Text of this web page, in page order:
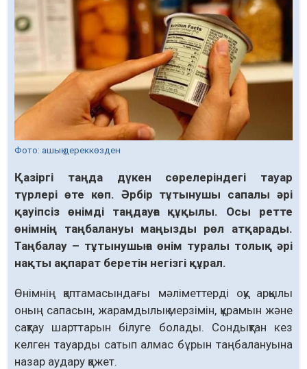
Фото: ашық дереккөзден
Қазіргі таңда дүкен сөрелеріндегі тауар
түрлері өте көп. Әрбір тұтынушы сапалы әрі
қауіпсіз өнімді таңдауға құқылы. Осы ретте
өнімнің таңбалануы маңызды рөл атқарады.
Таңбалау – тұтынушыға өнім туралы толық әрі
нақты ақпарат беретін негізгі құрал.
Өнімнің қаптамасындағы мәліметтерді оқу арқылы
оның сапасын, жарамдылық мерзімін, құрамын және
сақтау шарттарын білуге болады. Сондықтан кез
келген тауарды сатып алмас бұрын таңбалануына
назар аудару қажет.